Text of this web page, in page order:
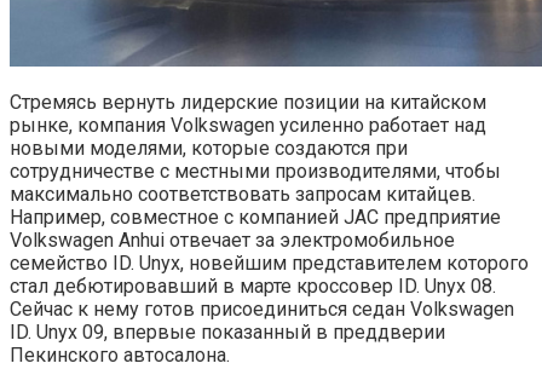
Стремясь вернуть лидерские позиции на китайском
рынке, компания Volkswagen усиленно работает над
новыми моделями, которые создаются при
сотрудничестве с местными производителями, чтобы
максимально соответствовать запросам китайцев.
Например, совместное с компанией JAC предприятие
Volkswagen Anhui отвечает за электромобильное
семейство ID. Unyx, новейшим представителем которого
стал дебютировавший в марте кроссовер ID. Unyx 08.
Сейчас к нему готов присоединиться седан Volkswagen
ID. Unyx 09, впервые показанный в преддверии
Пекинского автосалона.